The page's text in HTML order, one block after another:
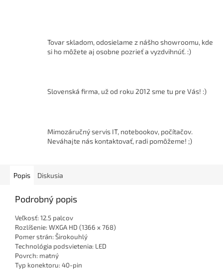
Tovar skladom, odosielame z nášho showroomu, kde
si ho môžete aj osobne pozrieť a vyzdvihnúť. :)
Slovenská firma, už od roku 2012 sme tu pre Vás! :)
Mimozáručný servis IT, notebookov, počítačov.
Neváhajte nás kontaktovať, radi pomôžeme! ;)
Popis Diskusia
Podrobný popis
Veľkosť: 12.5 palcov
Rozlíšenie: WXGA HD (1366 x 768)
Pomer strán: Širokouhlý
Technológia podsvietenia: LED
Povrch: matný
Typ konektoru: 40-pin